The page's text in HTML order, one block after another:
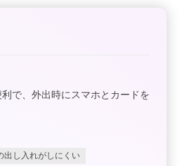
で、外出時にスマホとカードを
出し入れがしにくい